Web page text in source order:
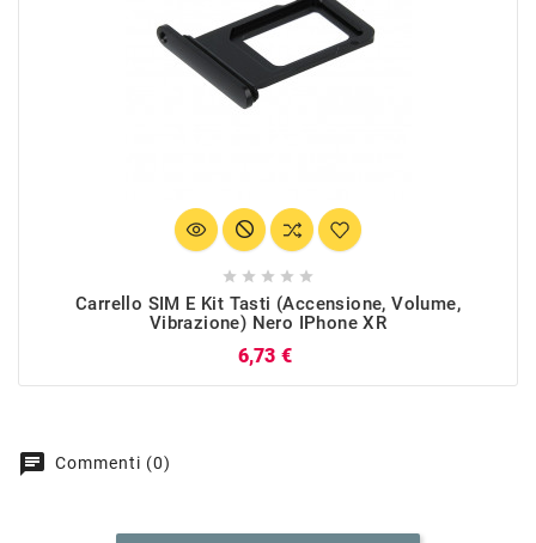
    
Carrello SIM E Kit Tasti (Accensione, Volume,
Vibrazione) Nero IPhone XR
6,73 €
chat Commenti (0)